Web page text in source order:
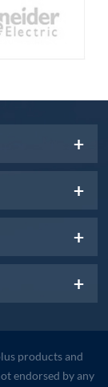
products and
endorsed by any